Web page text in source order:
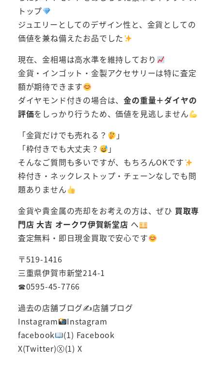
トップ
ジュエリーとしてのデザイン性と、金貨としての
価値を兼ね備えたお品でした
現在、金相場は高水準を維持しており
金貨・インゴット・金製アクセサリーは特に査定
額が期待できます
ダイヤモンド付きの場合は、金の重量＋ダイヤの
評価をしっかり行うため、価値を見逃しません
「金貨だけでも売れる？
」
「枠付きでも大丈夫？
」
そんなご質問も多いですが、もちろんOKです
枠付き・ネックレストップ・チェーンなしでも問
題ありません
金貨や貴金属の売却をお考えの方は、ぜひ 買取専
門店 大吉 オークワ伊賀新堂店 へ
査定無料・即日現金買取で安心です
〒519-1416
三重県伊賀市新堂214-1
☎0595-45-7766
過去の店舗ブログ✍店舗ブログ
Instagram
Instagram
facebook
(1) Facebook
X(Twitter)Ⓧ(1) X